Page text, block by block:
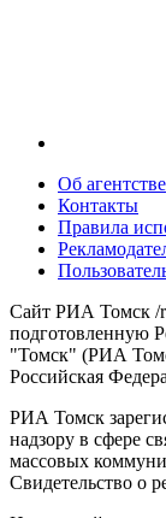
Об агентстве
Контакты
Правила
Сайт РИА Томск /
подготовленную
"Томск" (РИА
Российская
РИА Томск
надзору в сфере
массовых
Свидетельство о